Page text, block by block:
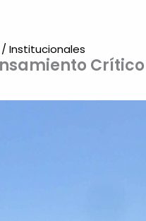
/ Institucionales